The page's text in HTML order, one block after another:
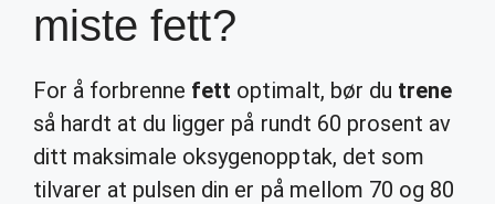
miste fett?
For å forbrenne fett optimalt, bør du trene
så hardt at du ligger på rundt 60 prosent av
ditt maksimale oksygenopptak, det som
tilvarer at pulsen din er på mellom 70 og 80